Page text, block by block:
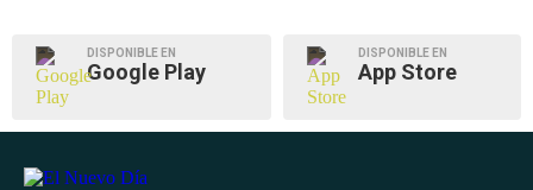
DISPONIBLE EN
Google Play
DISPONIBLE EN
App Store